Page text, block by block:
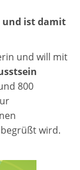
und ist damit
und will mit
800
wird.